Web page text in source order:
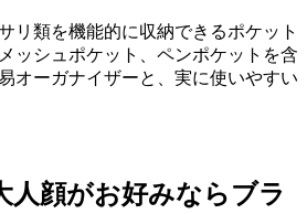
リ類を機能的に収納できるポケット
ッシュポケット、ペンポケットを含
オーガナイザーと、実に使いやすい
人顔がお好みならブラ